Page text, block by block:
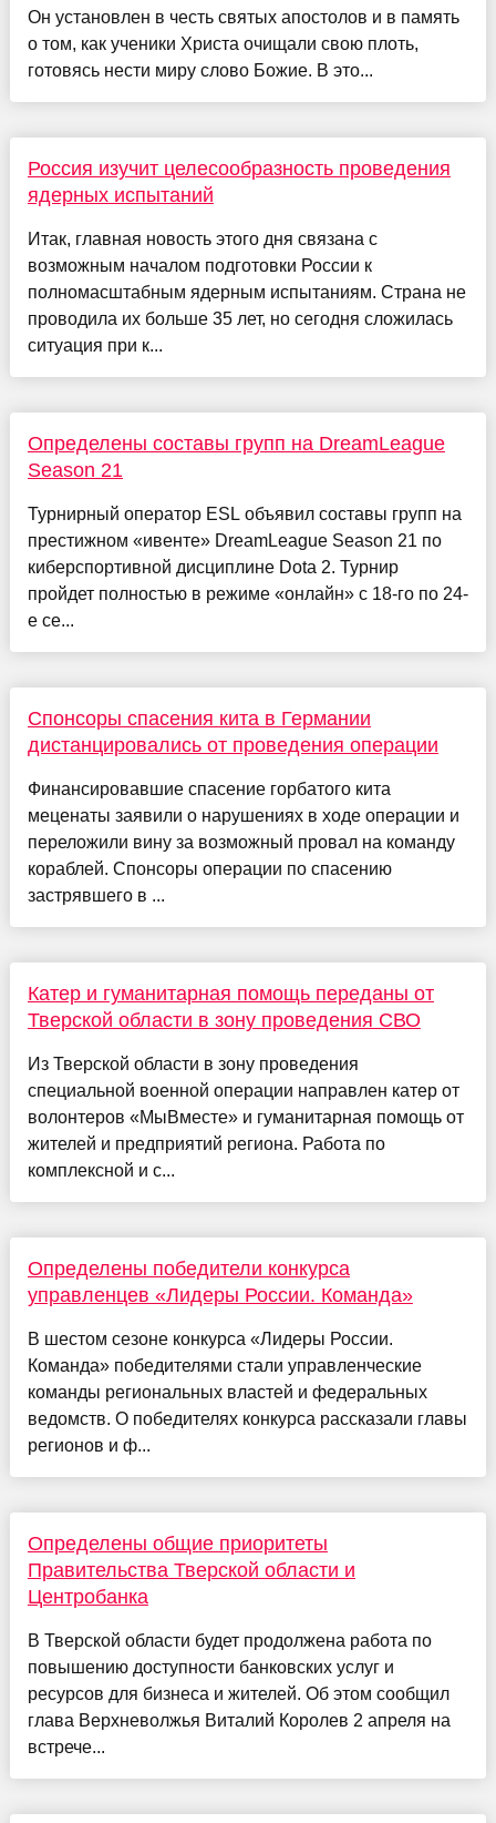
Он установлен в честь святых апостолов и в память
о том, как ученики Христа очищали свою плоть,
готовясь нести миру слово Божие. В это...
Россия изучит целесообразность проведения
ядерных испытаний
Итак, главная новость этого дня связана с
возможным началом подготовки России к
полномасштабным ядерным испытаниям. Страна не
проводила их больше 35 лет, но сегодня сложилась
ситуация при к...
Определены составы групп на DreamLeague
Season 21
Турнирный оператор ESL объявил составы групп на
престижном «ивенте» DreamLeague Season 21 по
киберспортивной дисциплине Dota 2. Турнир
пройдет полностью в режиме «онлайн» с 18-го по 24-
е се...
Спонсоры спасения кита в Германии
дистанцировались от проведения операции
Финансировавшие спасение горбатого кита
меценаты заявили о нарушениях в ходе операции и
переложили вину за возможный провал на команду
кораблей. Спонсоры операции по спасению
застрявшего в ...
Катер и гуманитарная помощь переданы от
Тверской области в зону проведения СВО
Из Тверской области в зону проведения
специальной военной операции направлен катер от
волонтеров «МыВместе» и гуманитарная помощь от
жителей и предприятий региона. Работа по
комплексной и с...
Определены победители конкурса
управленцев «Лидеры России. Команда»
В шестом сезоне конкурса «Лидеры России.
Команда» победителями стали управленческие
команды региональных властей и федеральных
ведомств. О победителях конкурса рассказали главы
регионов и ф...
Определены общие приоритеты
Правительства Тверской области и
Центробанка
В Тверской области будет продолжена работа по
повышению доступности банковских услуг и
ресурсов для бизнеса и жителей. Об этом сообщил
глава Верхневолжья Виталий Королев 2 апреля на
встрече...